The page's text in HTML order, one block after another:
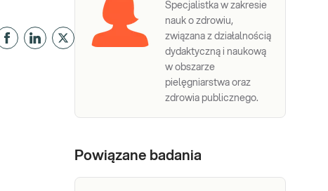
Specjalistka w zakresie
nauk o zdrowiu,
związana z działalnością
dydaktyczną i naukową
w obszarze
pielęgniarstwa oraz
zdrowia publicznego.
Powiązane badania